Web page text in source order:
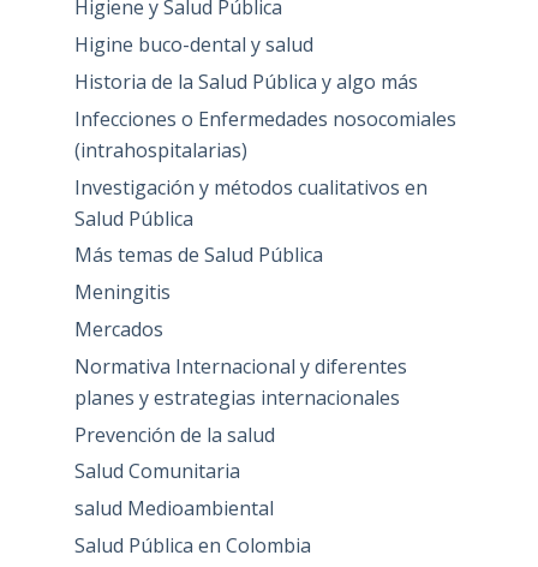
Higiene y Salud Pública
Higine buco-dental y salud
Historia de la Salud Pública y algo más
Infecciones o Enfermedades nosocomiales
(intrahospitalarias)
Investigación y métodos cualitativos en
Salud Pública
Más temas de Salud Pública
Meningitis
Mercados
Normativa Internacional y diferentes
planes y estrategias internacionales
Prevención de la salud
Salud Comunitaria
salud Medioambiental
Salud Pública en Colombia